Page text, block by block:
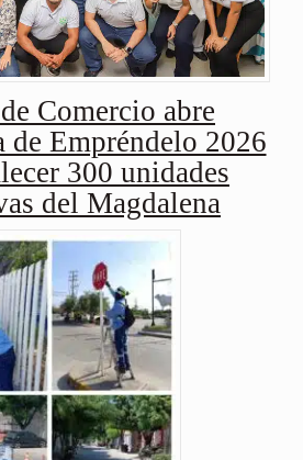
Comercio abre
de Empréndelo 2026
300 unidades
del Magdalena